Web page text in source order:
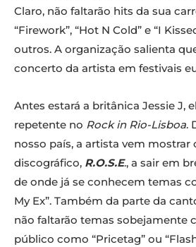
Claro, não faltarão hits da sua
“Firework”, “Hot N Cold” e “I
outros. A organização salienta
concerto da artista em festivais
Antes estará a britânica Jessie J,
repetente no Rock in Rio-Lisboa.
nosso país, a artista vem mostrar
discográfico, R.O.S.E., a sair em
de onde já se conhecem temas
My Ex”. Também da parte da
não faltarão temas sobejamente
público como “Pricetag” ou